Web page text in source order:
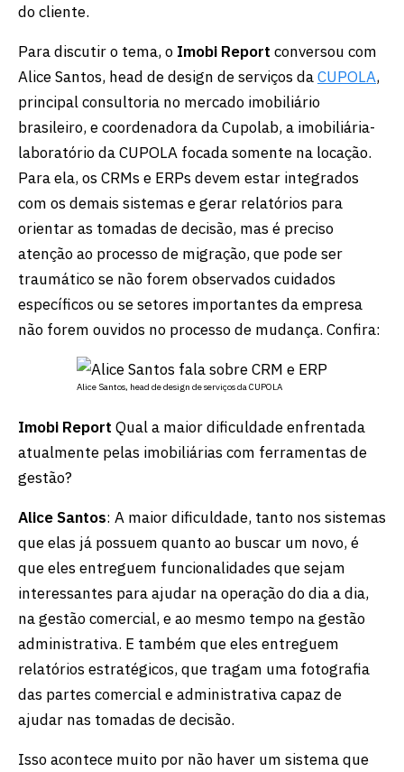
do cliente.
Para discutir o tema, o Imobi Report conversou com
Alice Santos, head de design de serviços daCUPOLA,
principal consultoria no mercado imobiliário
brasileiro, e coordenadora da Cupolab, a imobiliária-
laboratório da CUPOLA focada somente na locação.
Para ela, os CRMs e ERPs devem estar integrados
com os demais sistemas e gerar relatórios para
orientar as tomadas de decisão, mas é preciso
atenção ao processo de migração, que pode ser
traumático se não forem observados cuidados
específicos ou se setores importantes da empresa
não forem ouvidos no processo de mudança. Confira:
Alice Santos, head de design de serviços da CUPOLA
Imobi Report Qual a maior dificuldade enfrentada
atualmente pelas imobiliárias com ferramentas de
gestão?
Alice Santos: A maior dificuldade, tanto nos sistemas
que elas já possuem quanto ao buscar um novo, é
que eles entreguem funcionalidades que sejam
interessantes para ajudar na operação do dia a dia,
na gestão comercial, e ao mesmo tempo na gestão
administrativa. E também que eles entreguem
relatórios estratégicos, que tragam uma fotografia
das partes comercial e administrativa capaz de
ajudar nas tomadas de decisão.
Isso acontece muito por não haver um sistema que